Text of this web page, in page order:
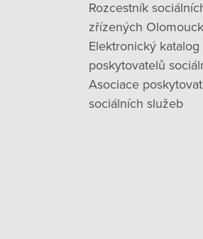
Rozcestník
zřízených
Elektronický katalog
poskytovatelů
Asociace
sociálních služeb